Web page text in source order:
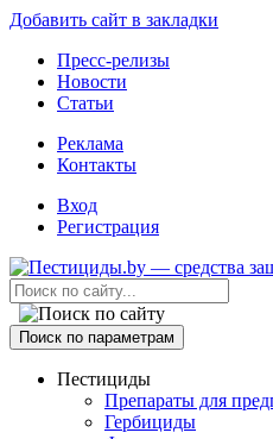
Добавить сайт в закладки
Пресс-релизы
Новости
Статьи
Реклама
Контакты
Вход
Регистрация
Поиск по параметрам
Пестициды
Препараты для
Гербициды